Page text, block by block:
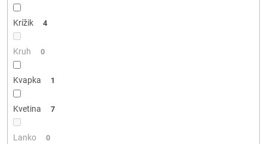
Krížik 4
Kruh 0
Kvapka 1
Kvetina 7
Lanko 0